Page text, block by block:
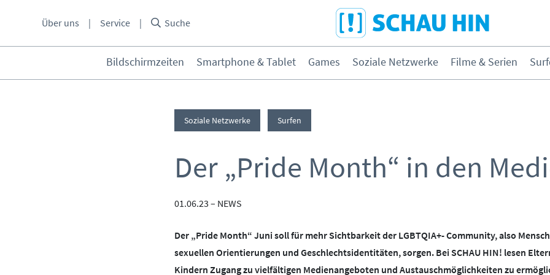
Über uns
Service Suche
Bildschirmzeiten Smartphone & Tablet Games Soziale Netzwerke Filme & Serien
Soziale Netzwerke Surfen
Der „Pride Month“ in den
01.06.23 – NEWS
Der „Pride Month“ Juni soll für mehr Sichtbarkeit der LGBTQIA+- Community, also
sexuellen Orientierungen und Geschlechtsidentitäten, sorgen. Bei SCHAU HIN! lesen
Kindern Zugang zu vielfältigen Medienangeboten und Austauschmöglichkeiten zu
Service THEMEN:
Smartphone & Tablet
Filme & Serien
Konsolen & PC Lernen & Medien
Medien &
Kleinkinder